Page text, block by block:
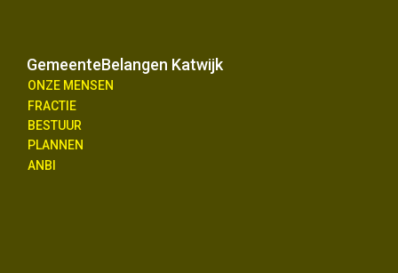
GemeenteBelangen Katwijk
ONZE MENSEN
FRACTIE
BESTUUR
PLANNEN
ANBI